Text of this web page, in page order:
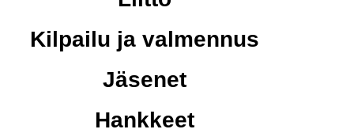
Kilpailu ja valmennus
Jäsenet
Hankkeet